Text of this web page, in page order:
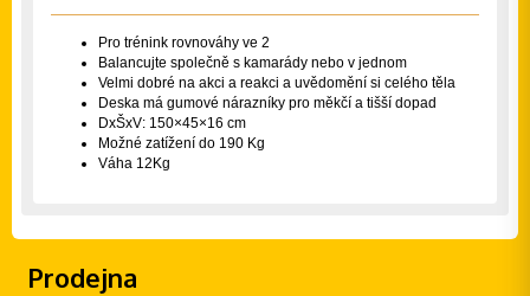
Pro trénink rovnováhy ve 2
Balancujte společně s kamarády nebo v jednom
Velmi dobré na akci a reakci a uvědomění si celého těla
Deska má gumové nárazníky pro měkčí a tišší dopad
DxŠxV: 150×45×16 cm
Možné zatížení do 190 Kg
Váha 12Kg
Prodejna